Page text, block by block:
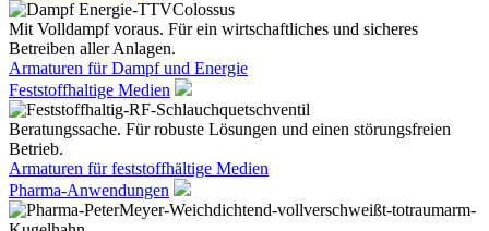
Mit Volldampf voraus. Für ein wirtschaftliches und sicheres
Betreiben aller Anlagen.
Armaturen für Dampf und Energie
Feststoffhaltige Medien
Beratungssache. Für robuste Lösungen und einen störungsfreien
Betrieb.
Armaturen für feststoffhältige Medien
Pharma-Anwendungen